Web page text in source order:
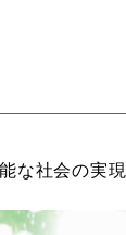
な社会の実